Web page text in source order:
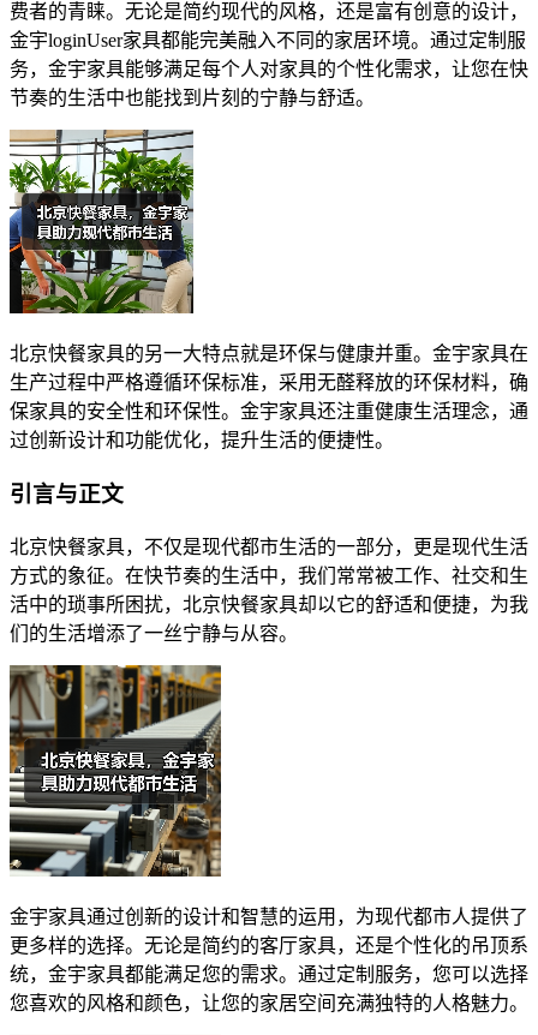
费者的青睐。无论是简约现代的风格，还是富有创意的设计，
金宇loginUser家具都能完美融入不同的家居环境。通过定制服
务，金宇家具能够满足每个人对家具的个性化需求，让您在快
节奏的生活中也能找到片刻的宁静与舒适。
北京快餐家具的另一大特点就是环保与健康并重。金宇家具在
生产过程中严格遵循环保标准，采用无醛释放的环保材料，确
保家具的安全性和环保性。金宇家具还注重健康生活理念，通
过创新设计和功能优化，提升生活的便捷性。
引言与正文
北京快餐家具，不仅是现代都市生活的一部分，更是现代生活
方式的象征。在快节奏的生活中，我们常常被工作、社交和生
活中的琐事所困扰，北京快餐家具却以它的舒适和便捷，为我
们的生活增添了一丝宁静与从容。
金宇家具通过创新的设计和智慧的运用，为现代都市人提供了
更多样的选择。无论是简约的客厅家具，还是个性化的吊顶系
统，金宇家具都能满足您的需求。通过定制服务，您可以选择
您喜欢的风格和颜色，让您的家居空间充满独特的人格魅力。